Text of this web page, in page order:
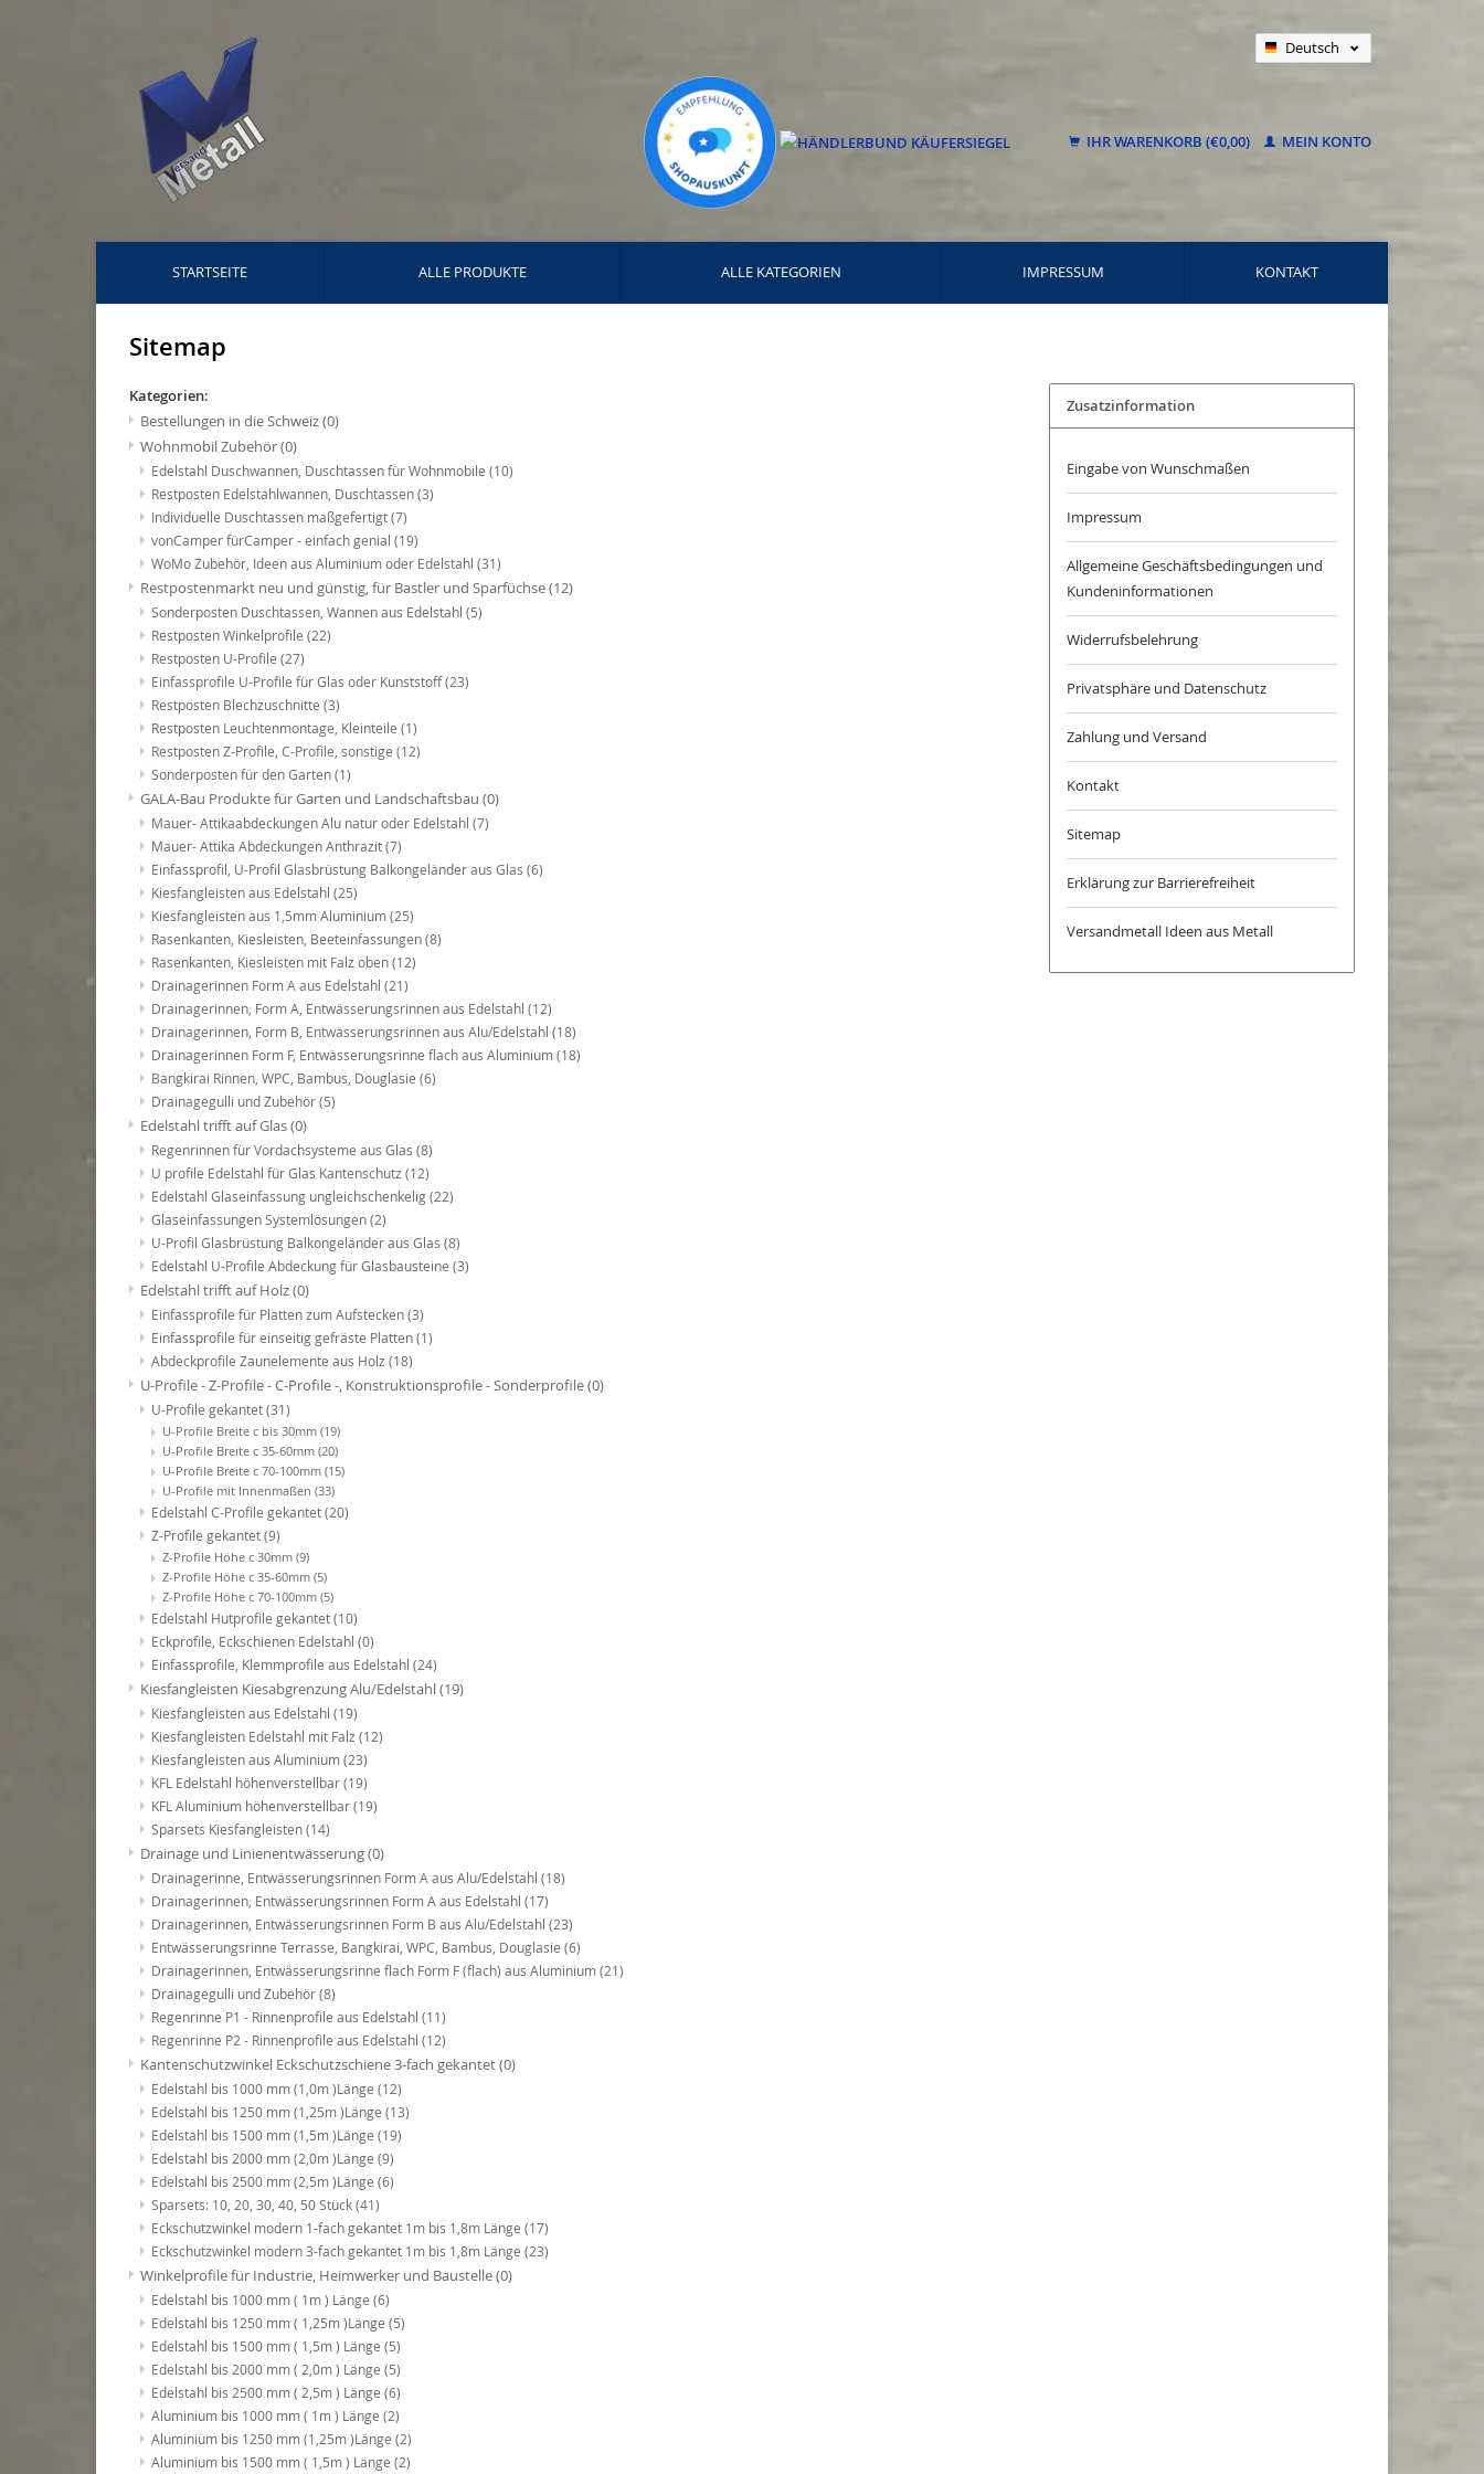
Deutsch
IHR WARENKORB (€0,00) MEIN KONTO
STARTSEITE ALLE PRODUKTE ALLE KATEGORIEN IMPRESSUM KONTAKT
Sitemap
Kategorien:
Bestellungen in die Schweiz(0)
Wohnmobil Zubehör(0)
Edelstahl Duschwannen, Duschtassen für Wohnmobile (10)
Restposten Edelstahlwannen, Duschtassen (3)
Individuelle Duschtassen maßgefertigt (7)
vonCamper fürCamper - einfach genial (19)
WoMo Zubehör, Ideen aus Aluminium oder Edelstahl (31)
Restpostenmarkt neu und günstig, für Bastler und Sparfüchse(12)
Sonderposten Duschtassen, Wannen aus Edelstahl (5)
Restposten Winkelprofile (22)
Restposten U-Profile (27)
Einfassprofile U-Profile für Glas oder Kunststoff(23)
Restposten Blechzuschnitte (3)
Restposten Leuchtenmontage, Kleinteile (1)
Restposten Z-Profile, C-Profile, sonstige (12)
Sonderposten für den Garten (1)
GALA-Bau Produkte für Garten und Landschaftsbau (0)
Mauer- Attikaabdeckungen Alu natur oder Edelstahl (7)
Mauer- Attika Abdeckungen Anthrazit (7)
Einfassprofil, U-Profil Glasbrüstung Balkongeländer aus Glas (6)
Kiesfangleisten aus Edelstahl (25)
Kiesfangleisten aus 1,5mm Aluminium (25)
Rasenkanten, Kiesleisten, Beeteinfassungen (8)
Rasenkanten, Kiesleisten mit Falz oben (12)
Drainagerinnen Form A aus Edelstahl (21)
Drainagerinnen, Form A, Entwässerungsrinnen aus Edelstahl (12)
Drainagerinnen, Form B, Entwässerungsrinnen aus Alu/Edelstahl (18)
Drainagerinnen Form F, Entwässerungsrinne flach aus Aluminium (18)
Bangkirai Rinnen, WPC, Bambus, Douglasie (6)
Drainagegulli und Zubehör (5)
Edelstahl trifft auf Glas(0)
Regenrinnen für Vordachsysteme aus Glas (8)
U profile Edelstahl für Glas Kantenschutz (12)
Edelstahl Glaseinfassung ungleichschenkelig (22)
Glaseinfassungen Systemlösungen (2)
U-Profil Glasbrüstung Balkongeländer aus Glas (8)
Edelstahl U-Profile Abdeckung für Glasbausteine (3)
Edelstahl trifft auf Holz(0)
Einfassprofile für Platten zum Aufstecken (3)
Einfassprofile für einseitig gefräste Platten (1)
Abdeckprofile Zaunelemente aus Holz (18)
U-Profile - Z-Profile - C-Profile -, Konstruktionsprofile - Sonderprofile(0)
U-Profile gekantet (31)
U-Profile Breite c bis 30mm (19)
U-Profile Breite c 35-60mm (20)
U-Profile Breite c 70-100mm (15)
U-Profile mit Innenmaßen (33)
Edelstahl C-Profile gekantet (20)
Z-Profile gekantet (9)
Z-Profile Höhe c 30mm (9)
Z-Profile Höhe c 35-60mm (5)
Z-Profile Höhe c 70-100mm (5)
Edelstahl Hutprofile gekantet (10)
Eckprofile, Eckschienen Edelstahl (0)
Einfassprofile, Klemmprofile aus Edelstahl (24)
Kiesfangleisten Kiesabgrenzung Alu/Edelstahl(19)
Kiesfangleisten aus Edelstahl (19)
Kiesfangleisten Edelstahl mit Falz (12)
Kiesfangleisten aus Aluminium (23)
KFL Edelstahl höhenverstellbar (19)
KFL Aluminium höhenverstellbar (19)
Sparsets Kiesfangleisten (14)
Drainage und Linienentwässerung(0)
Drainagerinne, Entwässerungsrinnen Form A aus Alu/Edelstahl (18)
Drainagerinnen, Entwässerungsrinnen Form A aus Edelstahl (17)
Drainagerinnen, Entwässerungsrinnen Form B aus Alu/Edelstahl (23)
Entwässerungsrinne Terrasse, Bangkirai, WPC, Bambus, Douglasie (6)
Drainagerinnen, Entwässerungsrinne flach Form F (flach) aus Aluminium (21)
Drainagegulli und Zubehör (8)
Regenrinne P1 - Rinnenprofile aus Edelstahl (11)
Regenrinne P2 - Rinnenprofile aus Edelstahl (12)
Kantenschutzwinkel Eckschutzschiene 3-fach gekantet(0)
Edelstahl bis 1000 mm (1,0m )Länge (12)
Edelstahl bis 1250 mm (1,25m )Länge (13)
Edelstahl bis 1500 mm (1,5m )Länge (19)
Edelstahl bis 2000 mm (2,0m )Länge (9)
Edelstahl bis 2500 mm (2,5m )Länge (6)
Sparsets: 10, 20, 30, 40, 50 Stück (41)
Eckschutzwinkel modern 1-fach gekantet 1m bis 1,8m Länge (17)
Eckschutzwinkel modern 3-fach gekantet 1m bis 1,8m Länge (23)
Winkelprofile für Industrie, Heimwerker und Baustelle(0)
Edelstahl bis 1000 mm ( 1m ) Länge (6)
Edelstahl bis 1250 mm ( 1,25m )Länge (5)
Edelstahl bis 1500 mm ( 1,5m ) Länge (5)
Edelstahl bis 2000 mm ( 2,0m ) Länge (5)
Edelstahl bis 2500 mm ( 2,5m ) Länge (6)
Aluminium bis 1000 mm ( 1m ) Länge (2)
Aluminium bis 1250 mm (1,25m )Länge (2)
Aluminium bis 1500 mm ( 1,5m ) Länge (2)
Zusatzinformation
Eingabe von Wunschmaßen
Impressum
Allgemeine Geschäftsbedingungen und
Kundeninformationen
Widerrufsbelehrung
Privatsphäre und Datenschutz
Zahlung und Versand
Kontakt
Sitemap
Erklärung zur Barrierefreiheit
Versandmetall Ideen aus Metall